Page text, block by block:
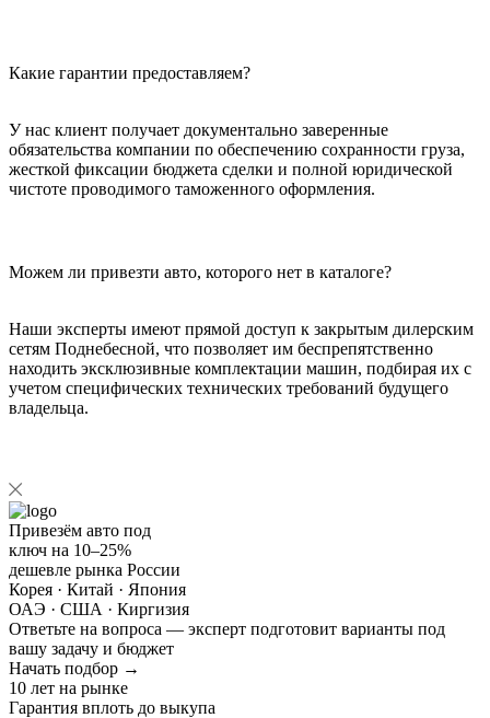
Какие гарантии предоставляем?
У нас клиент получает документально заверенные
обязательства компании по обеспечению сохранности груза,
жесткой фиксации бюджета сделки и полной юридической
чистоте проводимого таможенного оформления.
Можем ли привезти авто, которого нет в каталоге?
Наши эксперты имеют прямой доступ к закрытым дилерским
сетям Поднебесной, что позволяет им беспрепятственно
находить эксклюзивные комплектации машин, подбирая их с
учетом специфических технических требований будущего
владельца.
Привезём авто под
ключ на 10–25%
дешевле рынка России
Корея · Китай · Япония
ОАЭ · США · Киргизия
Ответьте на вопроса — эксперт подготовит варианты под
вашу задачу и бюджет
Начать подбор →
10 лет на рынке
Гарантия вплоть до выкупа